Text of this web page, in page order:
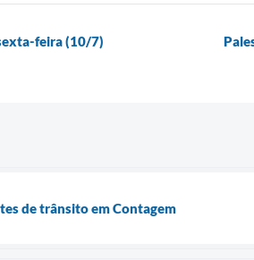
feira (10/7)
de trânsito em Contagem